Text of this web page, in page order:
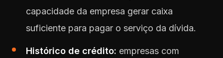
capacidade da empresa gerar caixa
suficiente para pagar o serviço da dívida.
Histórico de crédito: empresas com